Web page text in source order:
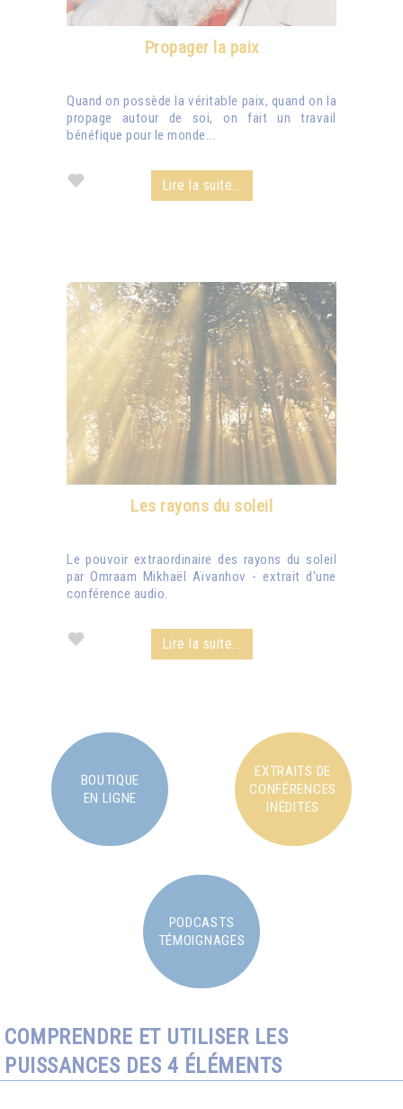
Propager la paix
Quand on possède la véritable paix, quand on la
propage autour de soi, on fait un travail
bénéfique pour le monde...
Lire la suite...
Les rayons du soleil
Le pouvoir extraordinaire des rayons du soleil
par Omraam Mikhaël Aïvanhov - extrait d'une
conférence audio.
Lire la suite...
BOUTIQUE
EN LIGNE
EXTRAITS DE
CONFÉRENCES
INÉDITES
PODCASTS
TÉMOIGNAGES
COMPRENDRE ET UTILISER LES
PUISSANCES DES 4 ÉLÉMENTS